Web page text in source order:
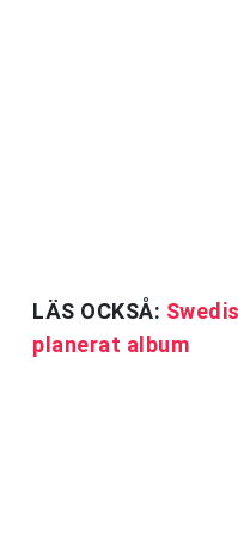
LÄS OCKSÅ:
planerat album